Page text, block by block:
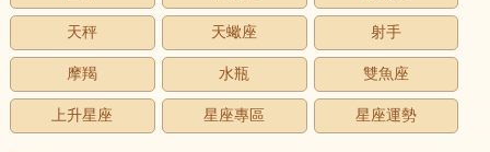
天秤 天蠍座 射手
摩羯 水瓶 雙魚座
上升星座 星座專區 星座運勢